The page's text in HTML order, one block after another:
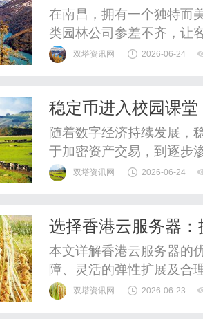
出新高度！
在南昌，拥有一个独特而
类园林公司参差不齐，让
时感到无从下手。今天
往往会面临多个环节衔接
双塔资讯网 2026-06-24
稳定币进入校园课
随着数字经济持续发展，
于加密资产交易，到逐步
设，稳定币已经成为区块
的ETHConf2026大会，
双塔资讯网 2026-06-24
选择香港云服务器
本文详解香港云服务器的
障、灵活的弹性扩展及合
双塔资讯网 2026-06-23